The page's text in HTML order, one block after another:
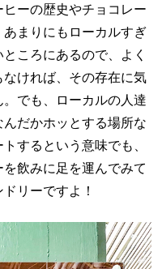
ーの歴史やチョコレー
あまりにもローカルすぎ
ころにあるので、よく
なければ、その存在に気
でも、ローカルの人達
だかホッとする場所な
するという意味でも、
飲みに足を運んでみて
リーですよ！